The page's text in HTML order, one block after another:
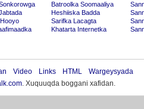
Batroolka Soomaaliya
Heshiiska Badda
Sarifka Lacagta
Khatarta Internetka
Video Links HTML
Wargeysyada
. Xuquuqda boggani xafidan.